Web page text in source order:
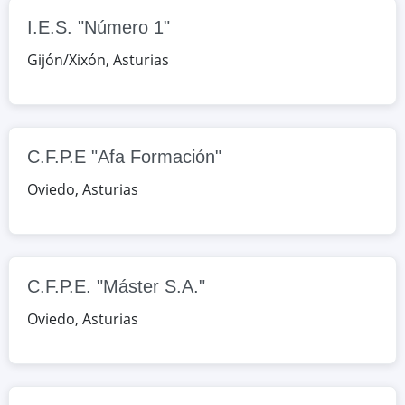
Google Maps
Oviedo, Asturias, España
Google Maps
OpenStreetMap
C.F.P.E. "San Jorge Formación"
Asturias, España
Google Maps
OpenStreetMap
I.E.S. "Doctor Fleming"
I.E.S. "Número 1"
Gijón/Xixón, Asturias
C.F.P.E "Afa Formación"
Oviedo, Asturias
C.F.P.E. "Máster S.A."
Oviedo, Asturias